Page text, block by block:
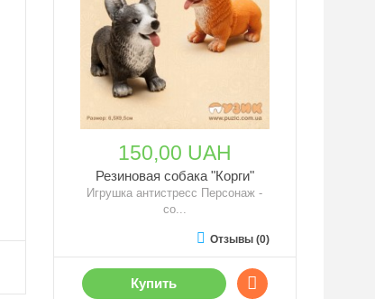
150,00 UAH
Резиновая собака "Корги"
Игрушка антистресс Персонаж -
со...
Отзывы (0)
Купить